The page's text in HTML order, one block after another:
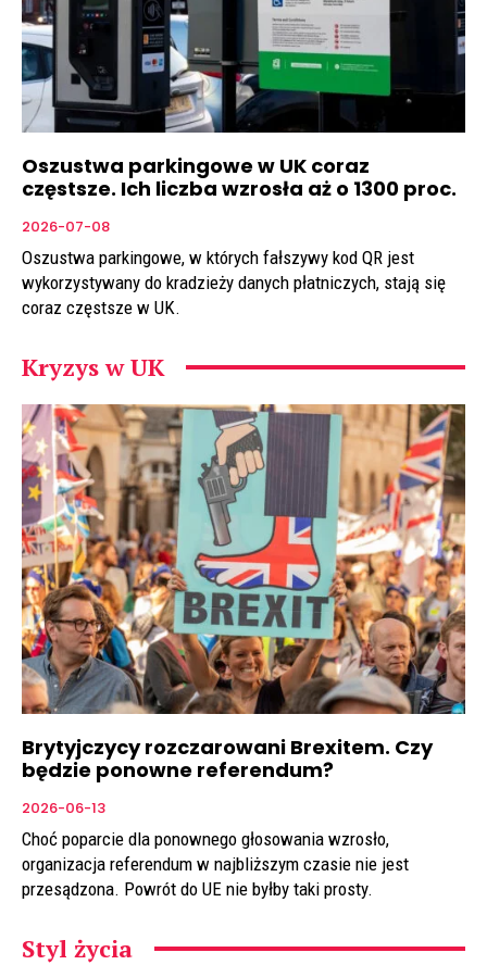
Oszustwa parkingowe w UK coraz
częstsze. Ich liczba wzrosła aż o 1300 proc.
2026-07-08
Oszustwa parkingowe, w których fałszywy kod QR jest
wykorzystywany do kradzieży danych płatniczych, stają się
coraz częstsze w UK.
Kryzys w UK
Brytyjczycy rozczarowani Brexitem. Czy
będzie ponowne referendum?
2026-06-13
Choć poparcie dla ponownego głosowania wzrosło,
organizacja referendum w najbliższym czasie nie jest
przesądzona. Powrót do UE nie byłby taki prosty.
Styl życia